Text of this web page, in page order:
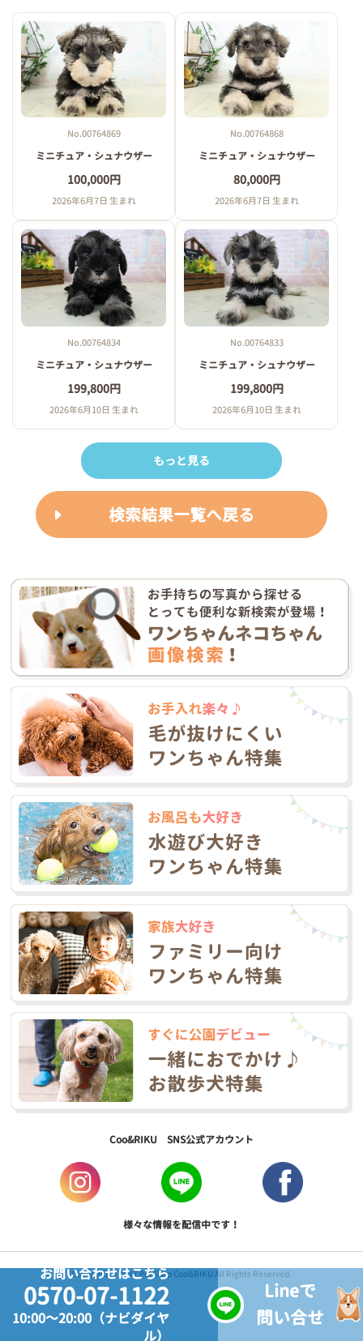
No.00764869
ミニチュア・シュナウザー
100,000円
2026年6月7日 生まれ
No.00764868
ミニチュア・シュナウザー
80,000円
2026年6月7日 生まれ
No.00764834
ミニチュア・シュナウザー
199,800円
2026年6月10日 生まれ
No.00764833
ミニチュア・シュナウザー
199,800円
2026年6月10日 生まれ
もっと見る
検索結果一覧へ戻る
お問い合わせはこちら
0570-07-1122
10:00～20:00（ナビダイヤ
ル）
Lineで
問い合せ
Coo&RIKU SNS公式アカウント
様々な情報を配信中です！
Copyright © 2017 PetShop Coo&RIKU All Rights Reserved.